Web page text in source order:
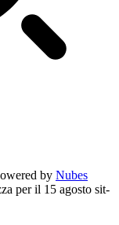
by Nubes
per il 15 agosto sit-